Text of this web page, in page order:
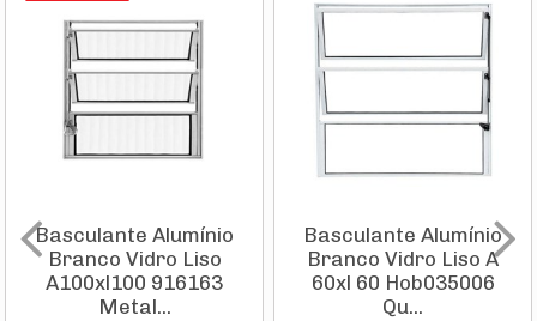
Basculante Alumínio
Branco Vidro Liso
A100xl100 916163
Metal...
Basculante Alumínio
Branco Vidro Liso A
60xl 60 Hob035006
Qu...